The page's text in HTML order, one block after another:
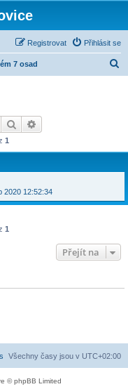
Přihlásit se
Registrovat
7 osad
Hledat
1
2020 12:52:34
1
Přejít na
Všechny časy jsou v UTC+02:00
© phpBB Limited